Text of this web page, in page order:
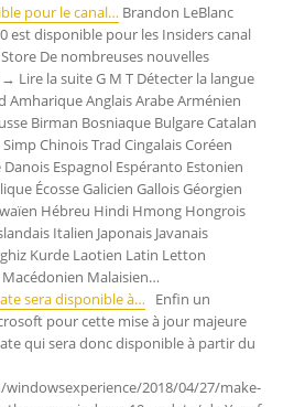
pour le canal… Brandon LeBlanc
est disponible pour les Insiders canal
De nombreuses nouvelles
Lire la suite G M T Détecter la langue
Amharique Anglais Arabe Arménien
Birman Bosniaque Bulgare Catalan
Chinois Trad Cingalais Coréen
Espagnol Espéranto Estonien
Écosse Galicien Gallois Géorgien
Hébreu Hindi Hmong Hongrois
Italien Japonais Javanais
Kurde Laotien Latin Letton
Malaisien…
sera disponible à… Enfin un
pour cette mise à jour majeure
qui sera donc disponible à partir du
2018/04/27/make-